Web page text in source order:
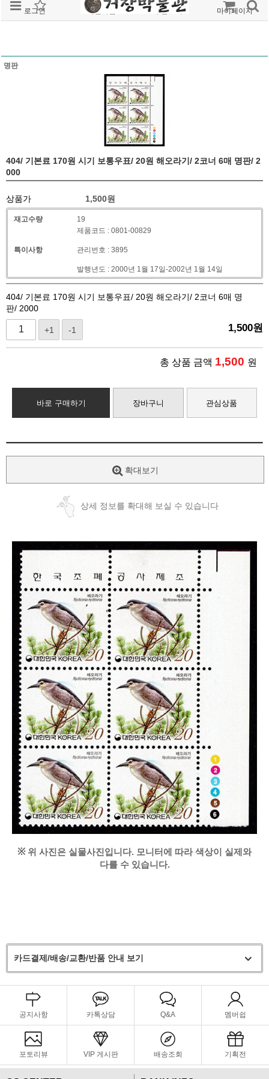
로그인 회원가입 주문조회 마이페이지
명판
404/ 기본료 170원 시기 보통우표/ 20원 해오라기/ 2코너 6매 명판/ 2
000
상품가 1,500원
재고수량 19
특이사항
제품코드 : 0801-00829
관리번호 : 3895
발행년도 : 2000년 1월 17일-2002년 1월 14일
404/ 기본료 170원 시기 보통우표/ 20원 해오라기/ 2코너 6매 명
판/ 2000
+1 -1 1,500원
총 상품 금액 1,500 원
바로 구매하기 장바구니 관심상품
확대보기
상세 정보를 확대해 보실 수 있습니다
※ 위 사진은 실물사진입니다. 모니터에 따라 색상이 실제와
다를 수 있습니다.
카드결제/배송/교환/반품 안내 보기
공지사항 카톡상담 Q&A 멤버쉽
포토리뷰 VIP 게시판 배송조회 기획전